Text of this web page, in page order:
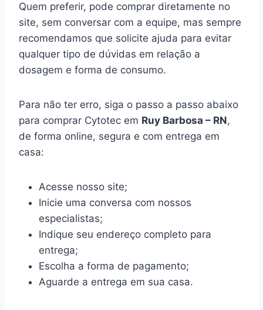
Quem preferir, pode comprar diretamente no
site, sem conversar com a equipe, mas sempre
recomendamos que solicite ajuda para evitar
qualquer tipo de dúvidas em relação a
dosagem e forma de consumo.
Para não ter erro, siga o passo a passo abaixo
para comprar Cytotec em Ruy Barbosa – RN,
de forma online, segura e com entrega em
casa:
Acesse nosso site;
Inicie uma conversa com nossos
especialistas;
Indique seu endereço completo para
entrega;
Escolha a forma de pagamento;
Aguarde a entrega em sua casa.